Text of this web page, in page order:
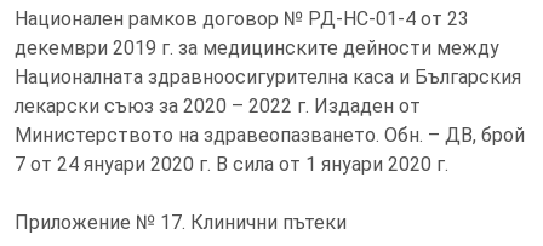
Национален рамков договор № РД-НС-01-4 от 23
декември 2019 г. за медицинските дейности между
Националната здравноосигурителна каса и Българския
лекарски съюз за 2020 – 2022 г. Издаден от
Министерството на здравеопазването. Обн. – ДВ, брой
7 от 24 януари 2020 г. В сила от 1 януари 2020 г.
Приложение № 17. Клинични пътеки